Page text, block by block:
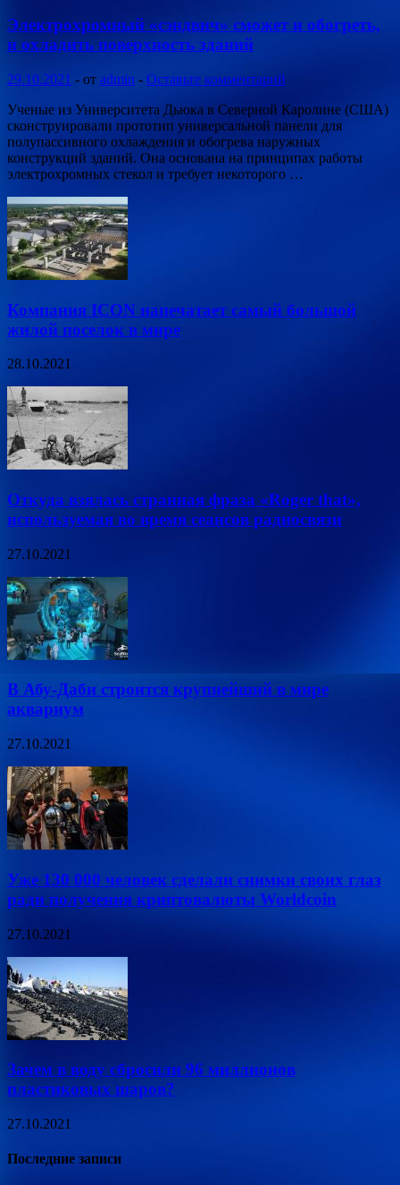
Электрохромный «сэндвич» сможет и обогреть,
и охладить поверхность зданий
29.10.2021 - от admin - Оставьте комментарий
Ученые из Университета Дьюка в Северной Каролине (США)
сконструировали прототип универсальной панели для
полупассивного охлаждения и обогрева наружных
конструкций зданий. Она основана на принципах работы
электрохромных стекол и требует некоторого …
Компания ICON напечатает самый большой
жилой поселок в мире
28.10.2021
Откуда взялась странная фраза «Roger that»,
используемая во время сеансов радиосвязи
27.10.2021
В Абу-Даби строится крупнейший в мире
аквариум
27.10.2021
Уже 130 000 человек сделали снимки своих глаз
ради получения криптовалюты Worldcoin
27.10.2021
Зачем в воду сбросили 96 миллионов
пластиковых шаров?
27.10.2021
Последние записи